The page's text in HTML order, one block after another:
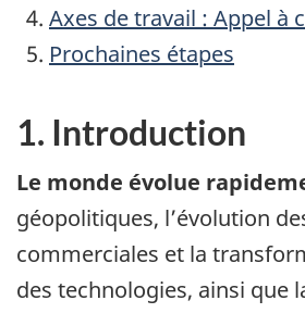
Axes de travail : Appel à
Prochaines étapes
1. Introduction
Le monde évolue
géopolitiques, l’évolution
commerciales et la
des technologies, ainsi que